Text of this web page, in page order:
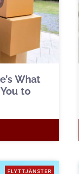
What
to
FLYTTJÄNSTER